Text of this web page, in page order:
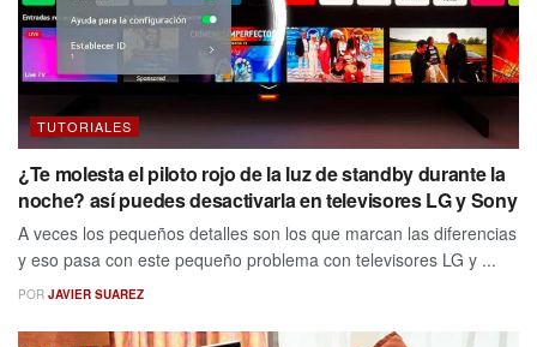
TUTORIALES
¿Te molesta el piloto rojo de la luz de standby durante la
noche? así puedes desactivarla en televisores LG y Sony
A veces los pequeños detalles son los que marcan las diferencias
y eso pasa con este pequeño problema con televisores LG y ...
POR JAVIER SUAREZ